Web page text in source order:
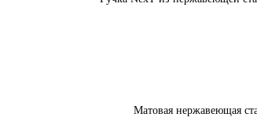
Матовая нержавеющая